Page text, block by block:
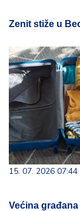
Zenit stiže u
15. 07. 2026 07:44
Većina